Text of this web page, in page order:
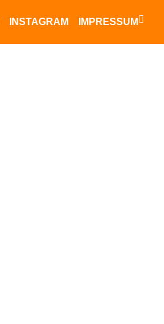
INSTAGRAM IMPRESSUM